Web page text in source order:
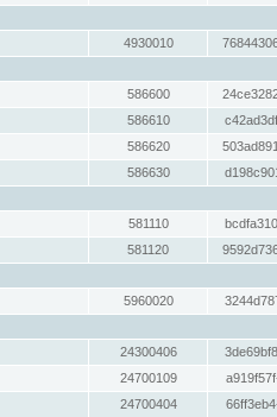
4930010
586600
586610
586620
586630
581110
581120
5960020
24300406
24700109
24700404